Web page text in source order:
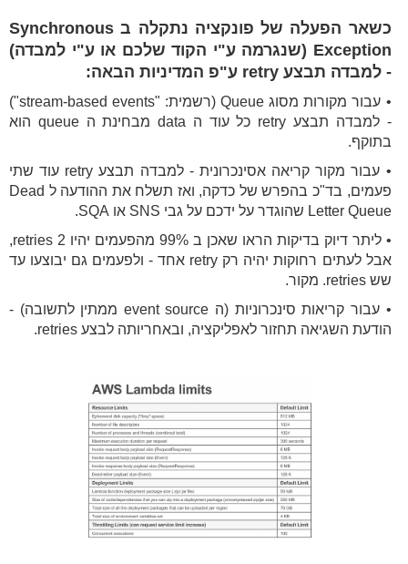
כשאר הפעלה של פונקציה נתקלה ב Synchronous
Exception (שנגרמה ע"י הקוד שלכם או ע"י למבדה)
- למבדה תבצע retry ע"פ המדיניות הבאה:
• עבור מקורות מסוג Queue (רשמית: "stream-based events")
- למבדה תבצע retry כל עוד ה data מבחינת ה queue הוא
בתוקף.
• עבור מקור קריאה אסינכרונית - למבדה תבצע retry עוד שתי
פעמים, בד"כ בהפרש של כדקה, ואז תשלח את ההודעה ל Dead
Letter Queue שהוגדר על ידכם על גבי SNS או SQA.
• ליתר דיוק בדיקות הראו שאכן ב 99% מהפעמים יהיו 2 retries,
אבל לעתים רחוקות יהיה רק retry אחד - ולפעמים גם יבוצעו עד
שש retries. מקור.
• עבור קריאות סינכרוניות (ה event source ממתין לתשובה) -
הודעת השגיאה תחזור לאפליקציה, ובאחריותה לבצע retries.